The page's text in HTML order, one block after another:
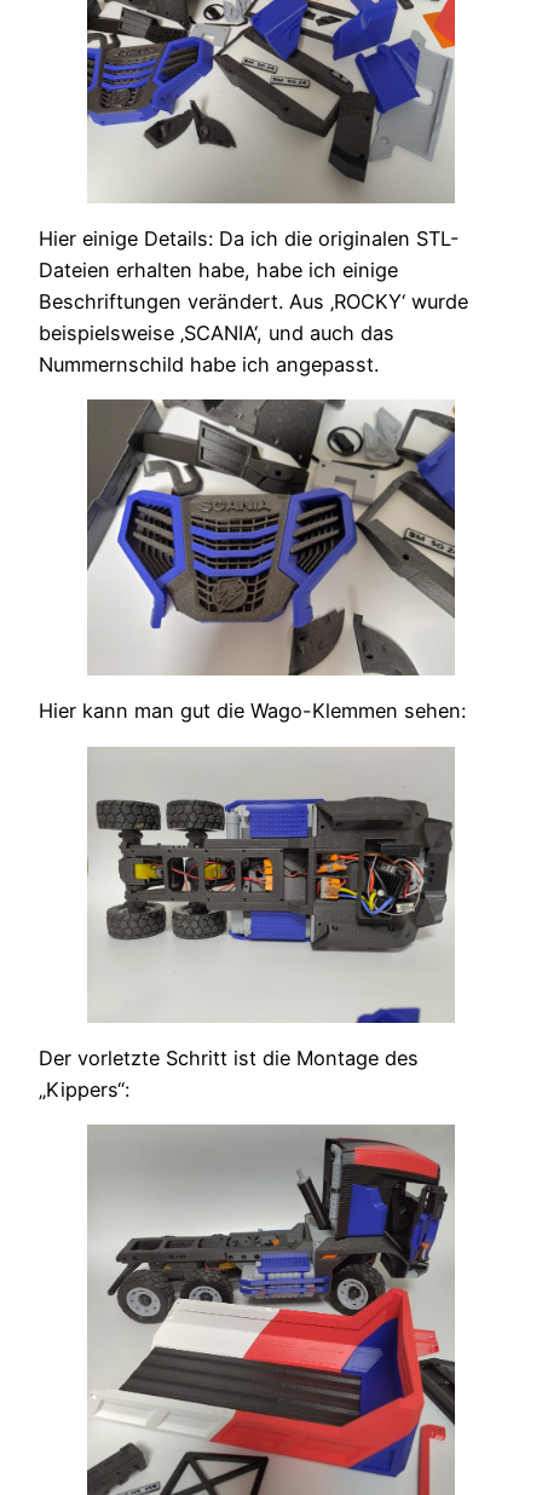
Hier einige Details: Da ich die originalen STL-
Dateien erhalten habe, habe ich einige
Beschriftungen verändert. Aus ‚ROCKY‘ wurde
beispielsweise ‚SCANIA‘, und auch das
Nummernschild habe ich angepasst.
Hier kann man gut die Wago-Klemmen sehen:
Der vorletzte Schritt ist die Montage des
„Kippers“: